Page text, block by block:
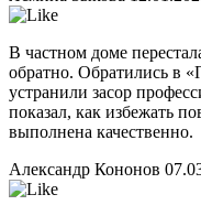
В частном доме
обратно. Обратились в
устранили засор
показал, как избежать
выполнена качественно.
Александр Кононов